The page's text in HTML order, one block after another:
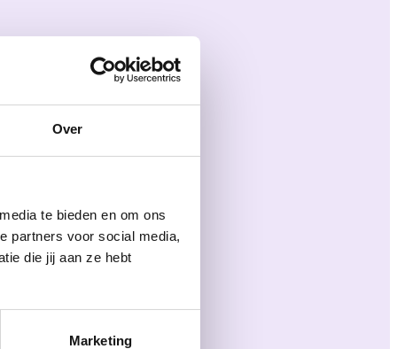
Over
te bieden en om ons
partners voor social media,
die jij aan ze hebt
Marketing